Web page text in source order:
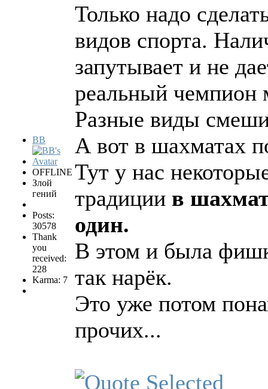
BB
OFFLINE
Злой
гений
Posts:
30578
Thank
you
received:
228
Karma: 7
Только надо
видов спорта.
запутывает и не
реальный чемпион
Разные виды
А вот в шахматах
Тут у нас
традиции в
один.
В этом и была
так нарёк.
Это уже потом
прочих...